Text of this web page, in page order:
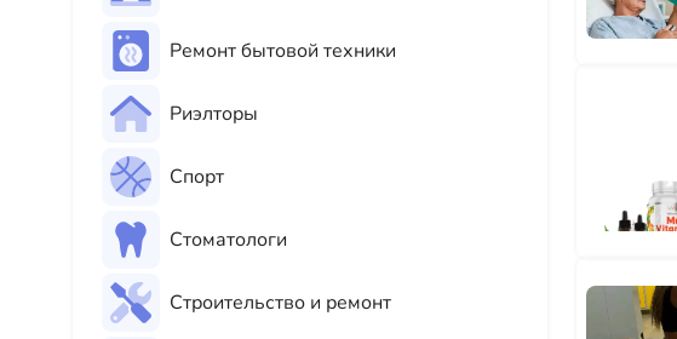
Ремонт бытовой техники
Риэлторы
Спорт
Стоматологи
Строительство и ремонт